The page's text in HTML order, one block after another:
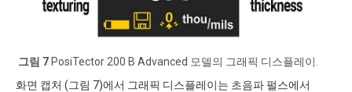
그림 7 PosiTector 200 B Advanced 모델의 그래픽 디스플레이.
화면 캡처 (그림 7)에서 그래픽 디스플레이는 초음파 펄스에서